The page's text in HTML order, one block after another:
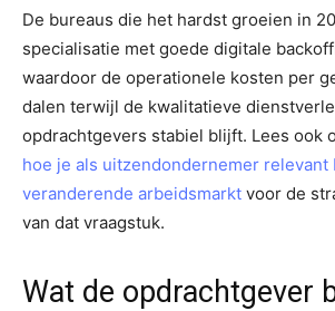
De bureaus die het hardst groeien in
specialisatie met goede digitale
waardoor de operationele kosten per
dalen terwijl de kwalitatieve
opdrachtgevers stabiel blijft. Lees ook
hoe je als uitzendondernemer relevant
veranderende arbeidsmarkt voor de
van dat vraagstuk.
Wat de opdrachtgever